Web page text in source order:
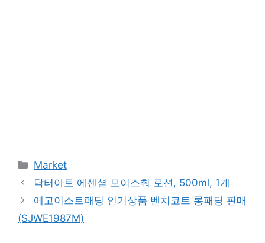
Categories
Market
닥터아토 에센셜 모이스춰 로션, 500ml, 1개
에고이스트패딩 인기상품 벤치코트 롱패딩 판매
(SJWE1987M)